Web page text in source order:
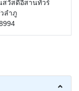
สวัสดีอีสานทัวร์
ลำภู